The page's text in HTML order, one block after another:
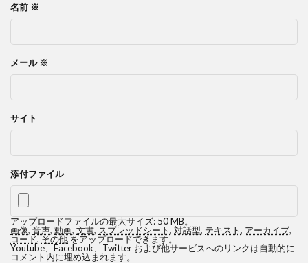
名前 ※
メール ※
サイト
添付ファイル
アップロードファイルの最大サイズ: 50 MB。
画像, 音声, 動画, 文書, スプレッドシート, 対話型, テキスト, アーカイブ,
コード,その他をアップロードできます。
Youtube、Facebook、Twitter および他サービスへのリンクは自動的に
コメント内に埋め込まれます。